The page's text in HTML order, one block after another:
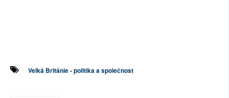
Velká Británie - politika a společnost